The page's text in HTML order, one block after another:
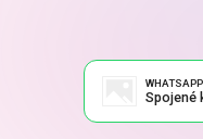
Spojené